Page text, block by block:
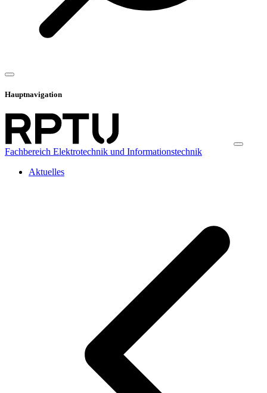
Hauptnavigation
Fachbereich Elektrotechnik und Informationstechnik
Aktuelles